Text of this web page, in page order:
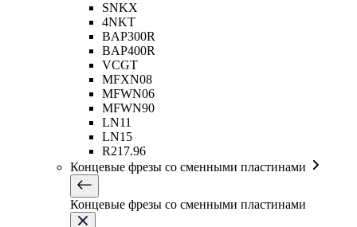
SNKX
4NKT
BAP300R
BAP400R
VCGT
MFXN08
MFWN06
MFWN90
LN11
LN15
R217.96
Концевые фрезы со сменными пластинами
Концевые фрезы со сменными пластинами